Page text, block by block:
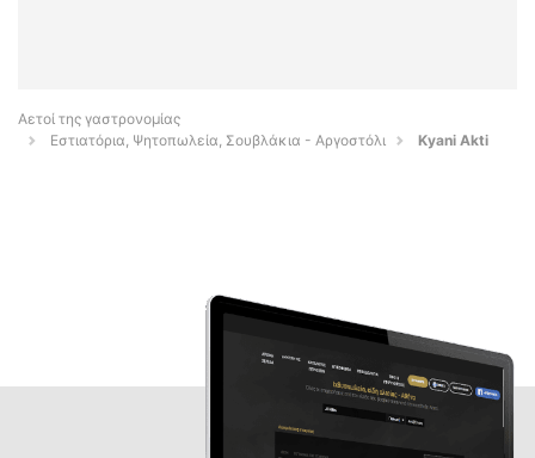
Αετοί της γαστρονομίας
Εστιατόρια, Ψητοπωλεία, Σουβλάκια - Αργοστόλι
Kyani Akti